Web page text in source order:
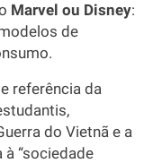
Marvel ou Disney:
de
referência da
do Vietnã e a
“sociedade